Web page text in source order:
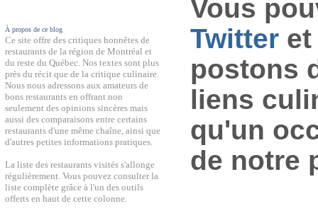
À propos de ce blog
Ce site offre des critiques honnêtes de
restaurants de la région de Montréal et
du reste du Québec. Nos textes sont plus
près du récit que de la critique culinaire.
Nous nous adressons aux amateurs de
bons restaurants en offrant non
seulement des opinions sincères mais
aussi des comparaisons entre certains
restaurants d'une même chaîne, ainsi que
d'autres petites informations pratiques.
La liste des restaurants visités s'allonge
régulièrement. Vous pouvez consulter la
liste complète grâce à l'un des outils
offerts en haut de cette colonne.
Vous
Twitter
postons
liens
qu'un
de notre